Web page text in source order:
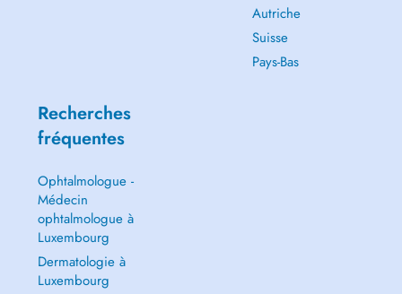
Autriche
Suisse
Pays-Bas
Recherches
fréquentes
Ophtalmologue -
Médecin
ophtalmologue à
Luxembourg
Dermatologie à
Luxembourg